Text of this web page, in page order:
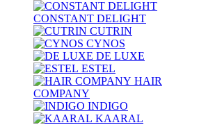
CONSTANT DELIGHT
CUTRIN
CYNOS
DE LUXE
ESTEL
HAIR
COMPANY
INDIGO
KAARAL